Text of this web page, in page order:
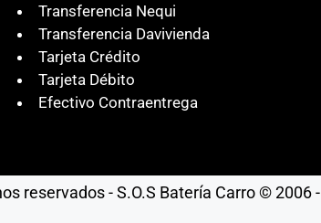
Transferencia Nequi
Transferencia Davivienda
Tarjeta Crédito
Tarjeta Débito
Efectivo Contraentrega
reservados - S.O.S Batería Carro © 2006